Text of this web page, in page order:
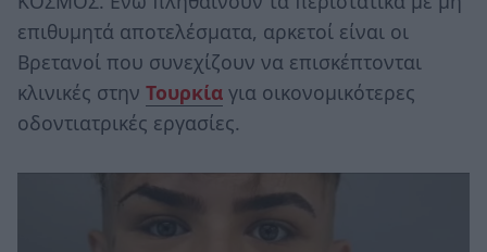
επιθυμητά αποτελέσματα, αρκετοί είναι οι
Βρετανοί που συνεχίζουν να επισκέπτονται
κλινικές στην Τουρκία για οικονομικότερες
οδοντιατρικές εργασίες.